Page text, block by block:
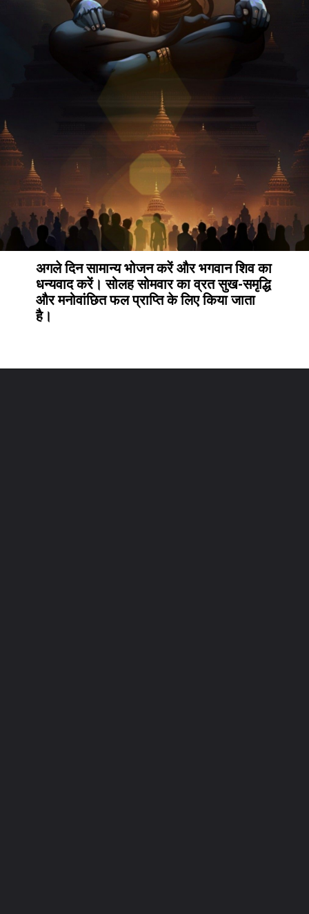
अगले दिन सामान्य भोजन करें और भगवान शिव का
धन्यवाद करें। सोलह सोमवार का व्रत सुख-समृद्धि
और मनोवांछित फल प्राप्ति के लिए किया जाता
है।